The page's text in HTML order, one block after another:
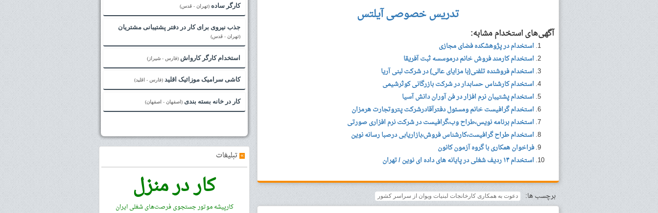
تدریس خصوصی آیلتس
آگهی‌های استخدام مشابه:
استخدام در پژوهشکده فضای مجازی
استخدام کارمند فروش خانم درموسسه ثبت آفریقا
استخدام فروشنده تلفنی(با مزایای عالی) در شرکت لبنی آریا
استخدام کارشناس حسابدار در شرکت بازرگانی کوثرشیمی
استخدام پشتیبان نرم افزار در فن آوران دانش آسیا
استخدام گرافیست خانم ومسئول دفترآقادرشرکت پتروتجارت هرمزان
استخدام برنامه نویس،طراح وب،گرافیست در شرکت نرم افزاری صورتی
استخدام طراح گرافیست،کارشناس فروش،بازاریابی درصبا رسانه نوین
فراخوان همکاری با گروه آزمون کانون
استخدام ۱۴ ردیف شغلی در پایانه های داده ای نوین / تهران
برچسب ها: دعوت به همکاری کارخانجات لبنیات ویوان از سراسر کشور
کارگر ساده (تهران - قدس)
جذب نیروی برای کار در دفتر پشتیبانی مشتریان
(تهران - قدس)
استخدام کارگر کارواش (فارس - شیراز)
کاشی سرامیک موزائیک اقلید (فارس - اقلید)
کار در خانه بسته بندی (اصفهان - اصفهان)
»تبلیغات
کار در منزل
کارپیشه موتور جستجوی فرصت‌های شغلی ایران